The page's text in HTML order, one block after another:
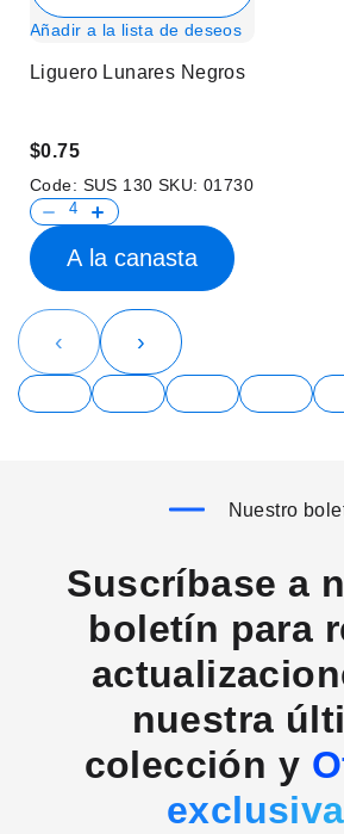
Añadir a la lista de deseos
Liguero Lunares Negros
$0.75
Code: SUS 130 SKU:01730
A la canasta
‹ ›
Nuestro
Suscríbase a
boletín para
nuestra
colección y